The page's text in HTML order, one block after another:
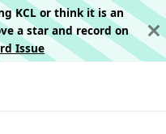
KCL or think it is an
a star and record on
Issue